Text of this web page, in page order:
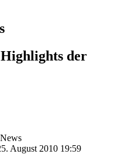
der
August 2010 19:59